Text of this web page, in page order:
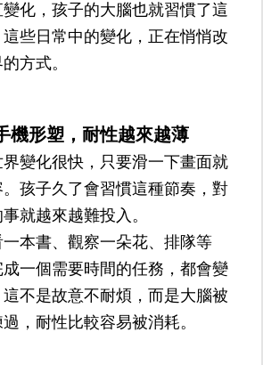
化，孩子的大腦也就習慣了這
些日常中的變化，正在悄悄改
方式。
機形塑，耐性越來越薄
變化很快，只要滑一下畫面就
孩子久了會習慣這種節奏，對
事就越來越難投入。
本書、觀察一朵花、排隊等
一個需要時間的任務，都會變
不是故意不耐煩，而是大腦被
，耐性比較容易被消耗。